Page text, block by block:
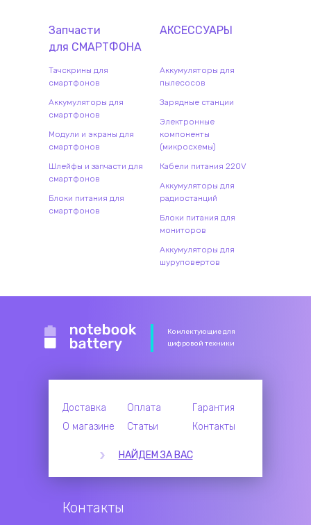
Запчасти
для СМАРТФОНА
Тачскрины для
смартфонов
Аккумуляторы для
смартфонов
Модули и экраны для
смартфонов
Шлейфы и запчасти для
смартфонов
Блоки питания для
смартфонов
АКСЕССУАРЫ
Аккумуляторы для
пылесосов
Зарядные станции
Электронные
компоненты
(микросхемы)
Кабели питания 220V
Аккумуляторы для
радиостанций
Блоки питания для
мониторов
Аккумуляторы для
шуруповертов
Комлектующие для
цифровой техники
Доставка Оплата
Гарантия
О магазине
Статьи Контакты
НАЙДЕМ ЗА ВАС
Контакты